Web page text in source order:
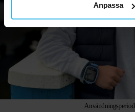
Anpassa
Användningsperiod